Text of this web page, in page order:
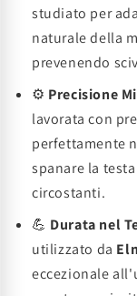
studiato per
naturale della
prevenendo
⚙️ Precisione
lavorata con
perfettamente
spanare la
circostanti.
💪 Durata nel
utilizzato da
eccezionale